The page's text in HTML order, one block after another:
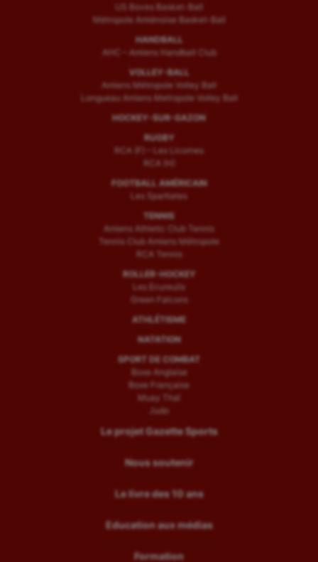
US Boves Basket-Ball
Métropole Amiénoise Basket-Ball
HANDBALL
AHC – Amiens Handball Club
VOLLEY-BALL
Amiens Métropole Volley Ball
Longueau Amiens Metropole Volley Ball
HOCKEY-SUR-GAZON
RUGBY
RCA (F) – Les Licornes
RCA (H)
FOOTBALL AMÉRICAIN
Les Spartiates
TENNIS
Amiens Athletic Club Tennis
Tennis Club Amiens Métropole
RCA Tennis
ROLLER-HOCKEY
Les Ecureuils
Green Falcons
ATHLÉTISME
NATATION
SPORT DE COMBAT
Boxe Anglaise
Boxe Française
Muay Thaï
Judo
Le projet Gazette Sports
Nous soutenir
Le livre des 10 ans
Education aux médias
Formation